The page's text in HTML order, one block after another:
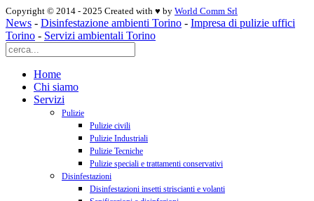
Copyright © 2014 - 2025 Created with ♥ by World Comm Srl
News - Disinfestazione ambienti Torino - Impresa di pulizie uffici
Torino - Servizi ambientali Torino
Home
Chi siamo
Servizi
Pulizie
Pulizie civili
Pulizie Industriali
Pulizie Tecniche
Pulizie speciali e trattamenti conservativi
Disinfestazioni
Disinfestazioni insetti striscianti e volanti